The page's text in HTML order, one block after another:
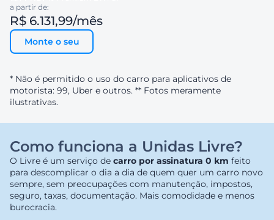
a partir de:
R$ 6.131,99/mês
Monte o seu
* Não é permitido o uso do carro para aplicativos de
motorista: 99, Uber e outros. ** Fotos meramente
ilustrativas.
Como funciona a Unidas Livre?
O Livre é um serviço de carro por assinatura 0 km feito
para descomplicar o dia a dia de quem quer um carro novo
sempre, sem preocupações com manutenção, impostos,
seguro, taxas, documentação. Mais comodidade e menos
burocracia.